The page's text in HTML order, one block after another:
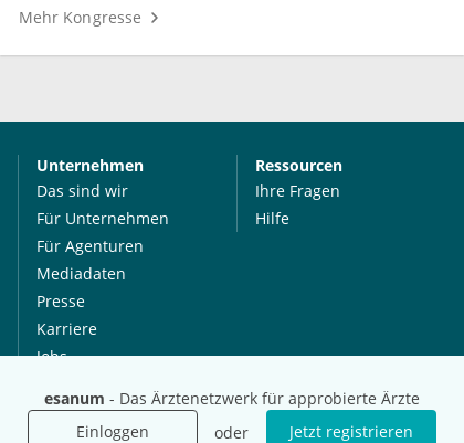
esanum - Das Ärztenetzwerk für approbierte Ärzte
Einloggen
oder Jetzt registrieren
Mehr Kongresse
Unternehmen
Das sind wir
Für Unternehmen
Für Agenturen
Mediadaten
Presse
Karriere
Jobs
Ressourcen
Ihre Fragen
Hilfe
International
Social Media